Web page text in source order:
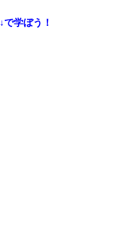
↓で学ぼう！​​​